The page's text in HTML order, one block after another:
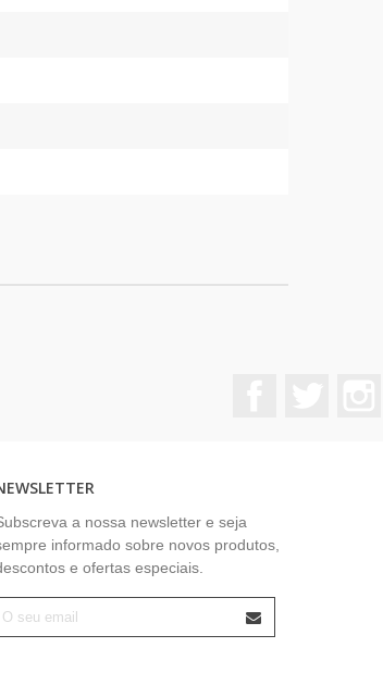
a nossa newsletter e seja
informado sobre novos produtos,
e ofertas especiais.